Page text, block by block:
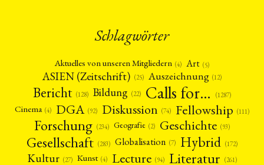
Schlagwörter
Aktuelles von unseren Mitgliedern (4) Art (5)
ASIEN (Zeitschrift) (25) Auszeichnung (12)
Bericht (128) Bildung (22) Calls for… (1287)
Cinema (4) DGA (92) Diskussion (74) Fellowship (111)
Forschung (234) Geografie (2) Geschichte (93)
Gesellschaft (283) Globalisation (7) Hybrid (172)
Kultur (27) Kunst (4) Lecture (94) Literatur (261)